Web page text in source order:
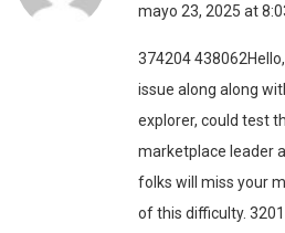
mayo 23, 2025 at
374204
issue along along
explorer, could test
marketplace leader
folks will miss your
of this difficulty.